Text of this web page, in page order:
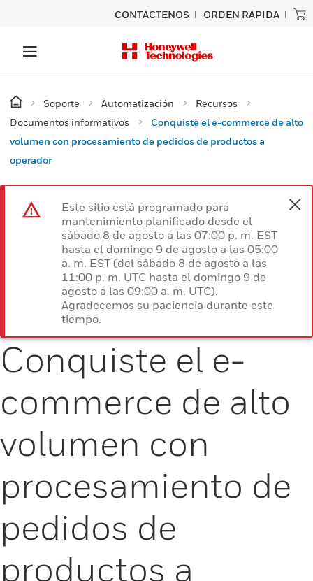
CONTÁCTENOS ORDEN RÁPIDA
Soporte Automatización
Recursos
Documentos informativos
Conquiste el e-commerce de alto
volumen con procesamiento de pedidos de productos a
operador
Este sitio está programado para
mantenimiento planificado desde el
sábado 8 de agosto a las 07:00 p. m. EST
hasta el domingo 9 de agosto a las 05:00
a. m. EST (del sábado 8 de agosto a las
11:00 p. m. UTC hasta el domingo 9 de
agosto a las 09:00 a. m. UTC).
Agradecemos su paciencia durante este
tiempo.
Conquiste el e-
commerce de alto
volumen con
procesamiento de
pedidos de
productos a